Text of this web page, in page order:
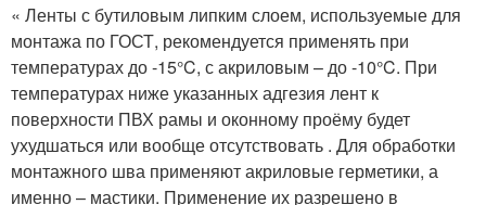
« Ленты с бутиловым липким слоем, используемые для
монтажа по ГОСТ, рекомендуется применять при
температурах до -15°C, с акриловым – до -10°C. При
температурах ниже указанных адгезия лент к
поверхности ПВХ рамы и оконному проёму будет
ухудшаться или вообще отсутствовать . Для обработки
монтажного шва применяют акриловые герметики, а
именно – мастики. Применение их разрешено в